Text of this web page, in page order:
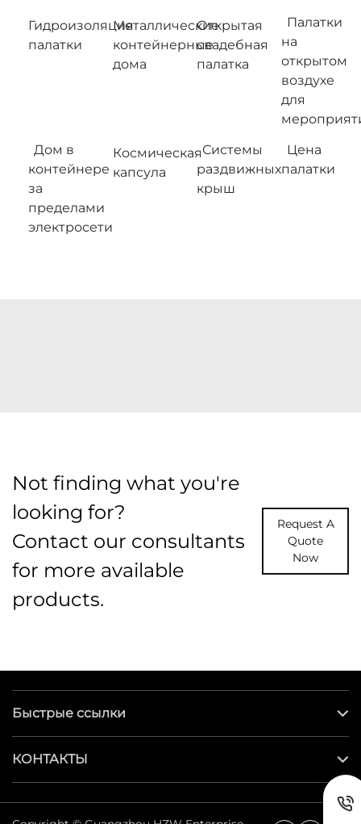
Гидроизоляция
палатки
Металлические
контейнерные
дома
Открытая
свадебная
палатка
Палатки
на
открытом
воздухе
для
Дом в
контейнере
за
пределами
электросети
Космическая
капсула
Системы
раздвижных
крыш
Цена
палатки
Not finding what you're
looking for?
Contact our consultants
for more available
products.
Request A
Quote
Now
Быстрые ссылки
КОНТАКТЫ